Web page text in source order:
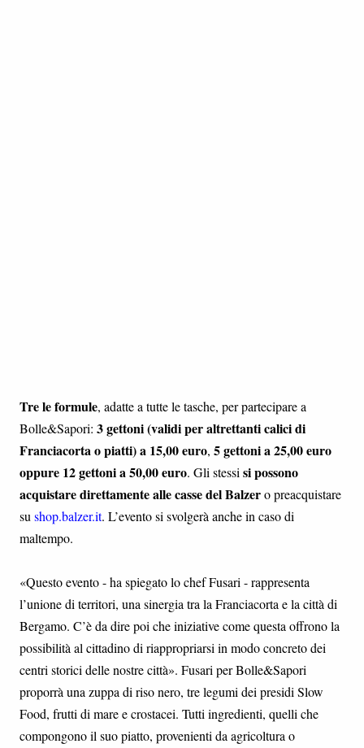
Tre le formule, adatte a tutte le tasche, per partecipare a
Bolle&Sapori: 3 gettoni (validi per altrettanti calici di
Franciacorta o piatti) a 15,00 euro, 5 gettoni a 25,00 euro
oppure 12 gettoni a 50,00 euro. Gli stessi si possono
acquistare direttamente alle casse del Balzero preacquistare
su shop.balzer.it. L’evento si svolgerà anche in caso di
maltempo.
«Questo evento - ha spiegato lo chef Fusari - rappresenta
l’unione di territori, una sinergia tra la Franciacorta e la città di
Bergamo. C’è da dire poi che iniziative come questa offrono la
possibilità al cittadino di riappropriarsi in modo concreto dei
centri storici delle nostre città». Fusari per Bolle&Sapori
proporrà una zuppa di riso nero, tre legumi dei presidi Slow
Food, frutti di mare e crostacei. Tutti ingredienti, quelli che
compongono il suo piatto, provenienti da agricoltura o